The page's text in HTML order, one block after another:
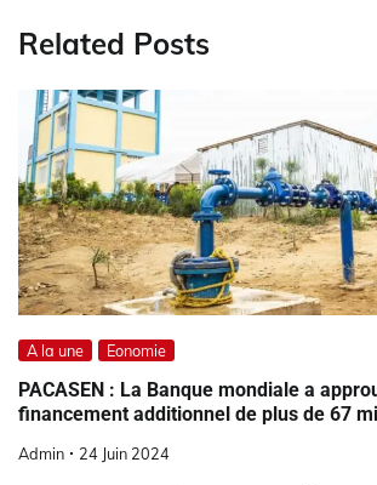
Related Posts
A la une Eonomie
PACASEN : La Banque mondiale a
financement additionnel de plus de 67
Admin 24 Juin 2024